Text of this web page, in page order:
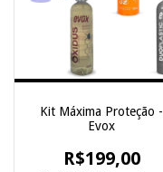
Kit Máxima Proteção -
Evox
R$199,00